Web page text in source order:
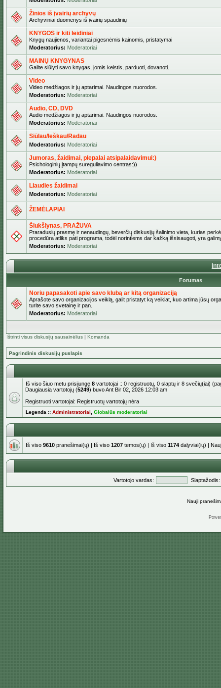
Žinios iš įvairių archyvų
Archyviniai duomenys iš įvairių spaudinių
KNYGOS ir kiti leidiniai
Knygų naujienos, variantai pigesnėmis kainomis, pristatymai
Moderatorius: Moderatoriai
MAINŲ KNYGYNAS
Galite siūlyti savo knygas, jomis keistis, parduoti, dovanoti.
Video
Video medžiagos ir jų aptarimai. Naudingos nuorodos.
Moderatorius: Moderatoriai
Audio, CD, DVD
Audio medžiagos ir jų aptarimai. Naudingos nuorodos.
Moderatorius: Moderatoriai
Siūlau/Ieškau/Radau
Moderatorius: Moderatoriai
Jumoras, žaidimai, plepalai atsipalaidavimui:)
Psichologinių įtampų sureguliavimo centras:))
Moderatorius: Moderatoriai
Liaudies žaidimai
Moderatorius: Moderatoriai
ŽEMĖLAPIAI
Šiukšlynas, PRAŽUVA
Praradusių prasmę ir nenaudingų, beverčių diskusijų šalinimo vieta, kurias
procedūra atliks pati programa, todėl norintiems dar kažką išsisaugoti, yra
Moderatorius: Moderatoriai
Forumas
Noriu papasakoti apie savo klubą ar kitą organizaciją
Aprašote savo organizacijos veiklą, galit pristatyt ką veikiat, kuo artima jūsų
turite savo svetainę ir pan.
Moderatorius: Moderatoriai
Ištrinti visus diskusijų sausainėlius | Komanda
Pagrindinis diskusijų puslapis
Iš viso šiuo metu prisijungę 8 vartotojai :: 0 registruotų, 0 slaptų ir 8 svečių(iai)
Daugiausia vartotojų (5249) buvo Ant Bir 02, 2026 12:03 am
Registruoti vartotojai: Registruotų vartotojų nėra
Legenda :: Administratoriai Globalūs moderatoriai
Iš viso 9610 pranešimai(ų) | Iš viso 1207 temos(ų) | Iš viso 1174 dalyviai(ių) |
Vartotojo vardas: Slaptažodis:
Nauji